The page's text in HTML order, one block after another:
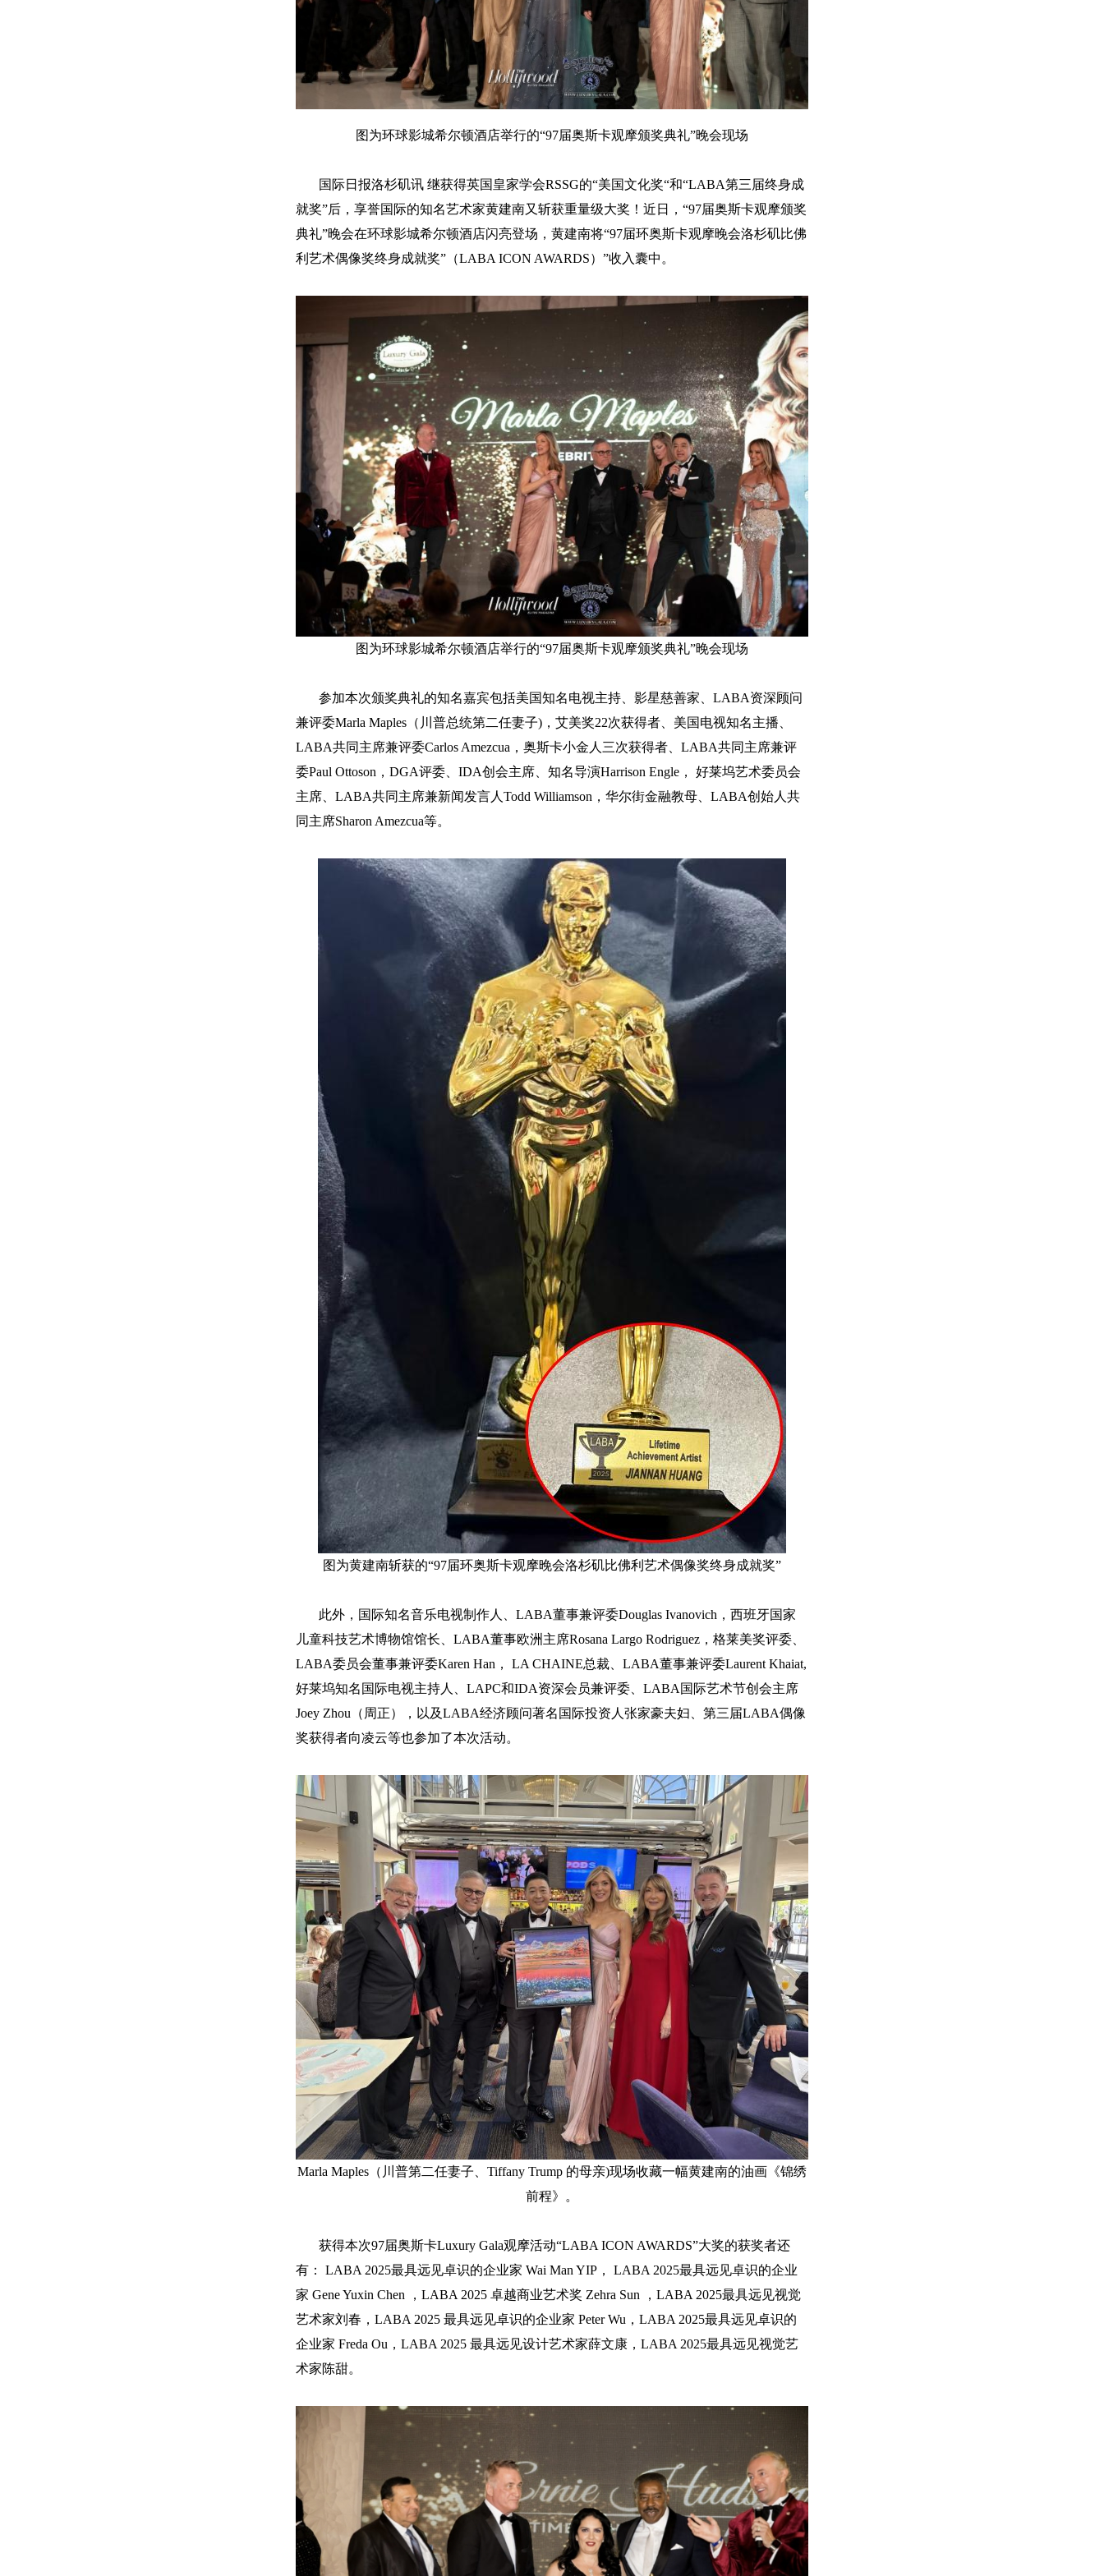
图为环球影城希尔顿酒店举行的“97届奥斯卡观摩颁奖典礼”晚会现场
国际日报洛杉矶讯 继获得英国皇家学会RSSG的“美国文化奖“和“LABA第三届终身成
就奖”后，享誉国际的知名艺术家黄建南又斩获重量级大奖！近日，“97届奥斯卡观摩颁奖
典礼”晚会在环球影城希尔顿酒店闪亮登场，黄建南将“97届环奥斯卡观摩晚会洛杉矶比佛
利艺术偶像奖终身成就奖”（LABA ICON AWARDS）”收入囊中。
图为环球影城希尔顿酒店举行的“97届奥斯卡观摩颁奖典礼”晚会现场
参加本次颁奖典礼的知名嘉宾包括美国知名电视主持、影星慈善家、LABA资深顾问
兼评委Marla Maples（川普总统第二任妻子)，艾美奖22次获得者、美国电视知名主播、
LABA共同主席兼评委Carlos Amezcua，奥斯卡小金人三次获得者、LABA共同主席兼评
委Paul Ottoson，DGA评委、IDA创会主席、知名导演Harrison Engle， 好莱坞艺术委员会
主席、LABA共同主席兼新闻发言人Todd Williamson，华尔街金融教母、LABA创始人共
同主席Sharon Amezcua等。
图为黄建南斩获的“97届环奥斯卡观摩晚会洛杉矶比佛利艺术偶像奖终身成就奖”
此外，国际知名音乐电视制作人、LABA董事兼评委Douglas Ivanovich，西班牙国家
儿童科技艺术博物馆馆长、LABA董事欧洲主席Rosana Largo Rodriguez，格莱美奖评委、
LABA委员会董事兼评委Karen Han， LA CHAINE总裁、LABA董事兼评委Laurent Khaiat,
好莱坞知名国际电视主持人、LAPC和IDA资深会员兼评委、LABA国际艺术节创会主席
Joey Zhou（周正），以及LABA经济顾问著名国际投资人张家豪夫妇、第三届LABA偶像
奖获得者向凌云等也参加了本次活动。
Marla Maples（川普第二任妻子、Tiffany Trump 的母亲)现场收藏一幅黄建南的油画《锦绣
前程》。
获得本次97届奥斯卡Luxury Gala观摩活动“LABA ICON AWARDS”大奖的获奖者还
有： LABA 2025最具远见卓识的企业家 Wai Man YIP， LABA 2025最具远见卓识的企业
家 Gene Yuxin Chen ，LABA 2025 卓越商业艺术奖 Zehra Sun ，LABA 2025最具远见视觉
艺术家刘春，LABA 2025 最具远见卓识的企业家 Peter Wu，LABA 2025最具远见卓识的
企业家 Freda Ou，LABA 2025 最具远见设计艺术家薛文康，LABA 2025最具远见视觉艺
术家陈甜。